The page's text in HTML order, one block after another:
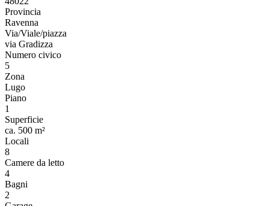
Provincia
Ravenna
Via/Viale/piazza
via Gradizza
Numero civico
5
Zona
Lugo
Piano
1
Superficie
ca. 500 m²
Locali
8
Camere da letto
4
Bagni
2